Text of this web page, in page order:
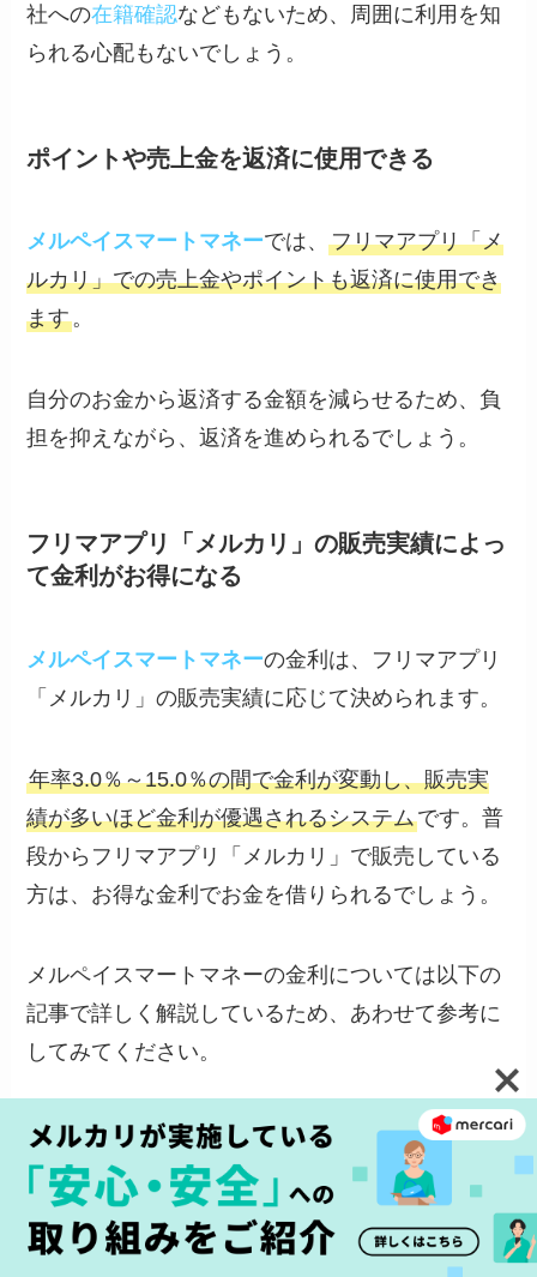
社への在籍確認などもないため、周囲に利用を知
られる心配もないでしょう。
ポイントや売上金を返済に使用できる
メルペイスマートマネーでは、フリマアプリ「メ
ルカリ」での売上金やポイントも返済に使用でき
ます。
自分のお金から返済する金額を減らせるため、負
担を抑えながら、返済を進められるでしょう。
フリマアプリ「メルカリ」の販売実績によっ
て金利がお得になる
メルペイスマートマネーの金利は、フリマアプリ
「メルカリ」の販売実績に応じて決められます。
年率3.0％～15.0％の間で金利が変動し、販売実
績が多いほど金利が優遇されるシステムです。普
段からフリマアプリ「メルカリ」で販売している
方は、お得な金利でお金を借りられるでしょう。
メルペイスマートマネーの金利については以下の
記事で詳しく解説しているため、あわせて参考に
してみてください。
メルペイスマートマネーの金利は
安い？下げる方法はある？フリマ
アプリ「メルカリ」の販売実績が
重要